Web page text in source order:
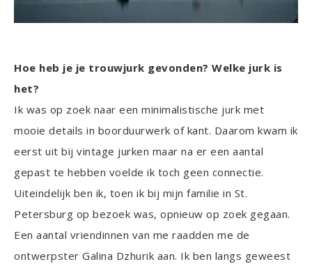
Hoe heb je je trouwjurk gevonden? Welke jurk is
het?
Ik was op zoek naar een minimalistische jurk met
mooie details in boorduurwerk of kant. Daarom kwam ik
eerst uit bij vintage jurken maar na er een aantal
gepast te hebben voelde ik toch geen connectie.
Uiteindelijk ben ik, toen ik bij mijn familie in St.
Petersburg op bezoek was, opnieuw op zoek gegaan.
Een aantal vriendinnen van me raadden me de
ontwerpster Galina Dzhurik aan. Ik ben langs geweest